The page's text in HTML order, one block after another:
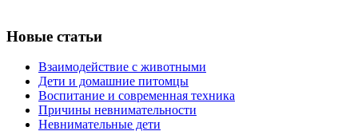
Новые статьи
Взаимодействие с животными
Дети и домашние питомцы
Воспитание и современная техника
Причины невнимательности
Невнимательные дети